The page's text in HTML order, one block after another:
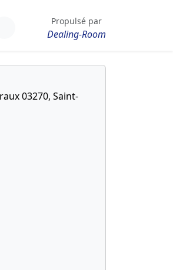
Propulsé par
Dealing-Room
03270, Saint-